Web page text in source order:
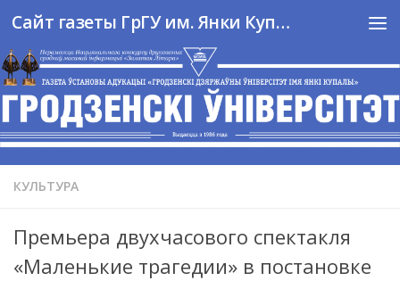
Перейти к содержимому Сайт газеты ГрГУ им. Янки Купалы
КУЛЬТУРА
Премьера двухчасового спектакля
«Маленькие трагедии» в постановке